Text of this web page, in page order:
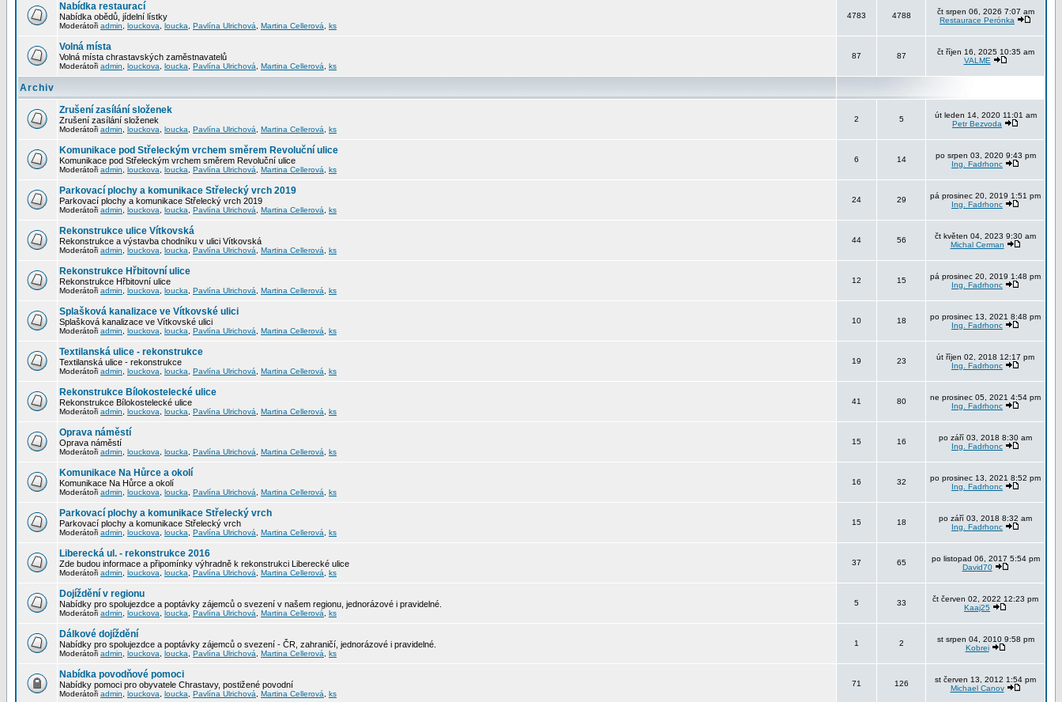
Nabídka restaurací
Nabídka obědů, jídelní lístky
Moderátoři admin louckova loucka Pavlína Ulrichová Martina Cellerová ks
4783 4788
čt srpen 06, 2026 7:07 am
Restaurace Perónka
Volná místa
Volná místa chrastavských zaměstnavatelů
Moderátoři admin louckova loucka Pavlína Ulrichová Martina Cellerová ks
87 87
čt říjen 16, 2025 10:35 am
VALME
Archiv
Zrušení zasílání složenek
Zrušení zasílání složenek
Moderátoři admin louckova loucka Pavlína Ulrichová Martina Cellerová ks
2 5
út leden 14, 2020 11:01 am
Petr Bezvoda
Komunikace pod Střeleckým vrchem směrem Revoluční ulice
Komunikace pod Střeleckým vrchem směrem Revoluční ulice
Moderátoři admin louckova loucka Pavlína Ulrichová Martina Cellerová ks
6 14
po srpen 03, 2020 9:43 pm
Ing. Fadrhonc
Parkovací plochy a komunikace Střelecký vrch 2019
Parkovací plochy a komunikace Střelecký vrch 2019
Moderátoři admin louckova loucka Pavlína Ulrichová Martina Cellerová ks
24 29
pá prosinec 20, 2019 1:51 pm
Ing. Fadrhonc
Rekonstrukce ulice Vítkovská
Rekonstrukce a výstavba chodníku v ulici Vítkovská
Moderátoři admin louckova loucka Pavlína Ulrichová Martina Cellerová ks
44 56
čt květen 04, 2023 9:30 am
Michal Cerman
Rekonstrukce Hřbitovní ulice
Rekonstrukce Hřbitovní ulice
Moderátoři admin louckova loucka Pavlína Ulrichová Martina Cellerová ks
12 15
pá prosinec 20, 2019 1:48 pm
Ing. Fadrhonc
Splašková kanalizace ve Vítkovské ulici
Splašková kanalizace ve Vítkovské ulici
Moderátoři admin louckova loucka Pavlína Ulrichová Martina Cellerová ks
10 18
po prosinec 13, 2021 8:48 pm
Ing. Fadrhonc
Textilanská ulice - rekonstrukce
Textilanská ulice - rekonstrukce
Moderátoři admin louckova loucka Pavlína Ulrichová Martina Cellerová ks
19 23
út říjen 02, 2018 12:17 pm
Ing. Fadrhonc
Rekonstrukce Bílokostelecké ulice
Rekonstrukce Bílokostelecké ulice
Moderátoři admin louckova loucka Pavlína Ulrichová Martina Cellerová ks
41 80
ne prosinec 05, 2021 4:54 pm
Ing. Fadrhonc
Oprava náměstí
Oprava náměstí
Moderátoři admin louckova loucka Pavlína Ulrichová Martina Cellerová ks
15 16
po září 03, 2018 8:30 am
Ing. Fadrhonc
Komunikace Na Hůrce a okolí
Komunikace Na Hůrce a okolí
Moderátoři admin louckova loucka Pavlína Ulrichová Martina Cellerová ks
16 32
po prosinec 13, 2021 8:52 pm
Ing. Fadrhonc
Parkovací plochy a komunikace Střelecký vrch
Parkovací plochy a komunikace Střelecký vrch
Moderátoři admin louckova loucka Pavlína Ulrichová Martina Cellerová ks
15 18
po září 03, 2018 8:32 am
Ing. Fadrhonc
Liberecká ul. - rekonstrukce 2016
Zde budou informace a připomínky výhradně k rekonstrukci Liberecké ulice
Moderátoři admin louckova loucka Pavlína Ulrichová Martina Cellerová ks
37 65
po listopad 06, 2017 5:54 pm
David70
Dojíždění v regionu
Nabídky pro spolujezdce a poptávky zájemců o svezení v našem regionu, jednorázové i pravidelné.
Moderátoři admin louckova loucka Pavlína Ulrichová Martina Cellerová ks
5 33
čt červen 02, 2022 12:23 pm
Kaaj25
Dálkové dojíždění
Nabídky pro spolujezdce a poptávky zájemců o svezení - ČR, zahraničí, jednorázové i pravidelné.
Moderátoři admin louckova loucka Pavlína Ulrichová Martina Cellerová ks
1 2
st srpen 04, 2010 9:58 pm
Kobrei
Nabídka povodňové pomoci
Nabídky pomoci pro obyvatele Chrastavy, postižené povodní
Moderátoři admin louckova loucka Pavlína Ulrichová Martina Cellerová ks
71 126
st červen 13, 2012 1:54 pm
Michael Canov